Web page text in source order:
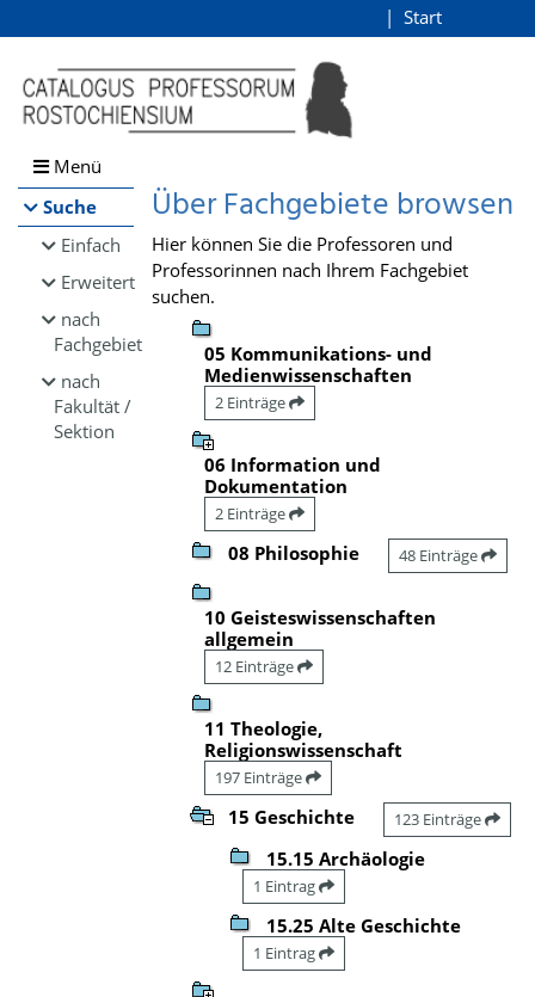
Browsen
direkt zum Inhalt
Start
Menü
Suche
Einfach
Erweitert
nach
Fachgebiet
nach
Fakultät /
Sektion
Über Fachgebiete browsen
Hier können Sie die Professoren und
Professorinnen nach Ihrem Fachgebiet
suchen.
05 Kommunikations- und
Medienwissenschaften
2 Einträge
06 Information und
Dokumentation
2 Einträge
08 Philosophie 48 Einträge
10 Geisteswissenschaften
allgemein
12 Einträge
11 Theologie,
Religionswissenschaft
197 Einträge
15 Geschichte 123 Einträge
15.15 Archäologie
1 Eintrag
15.25 Alte Geschichte
1 Eintrag